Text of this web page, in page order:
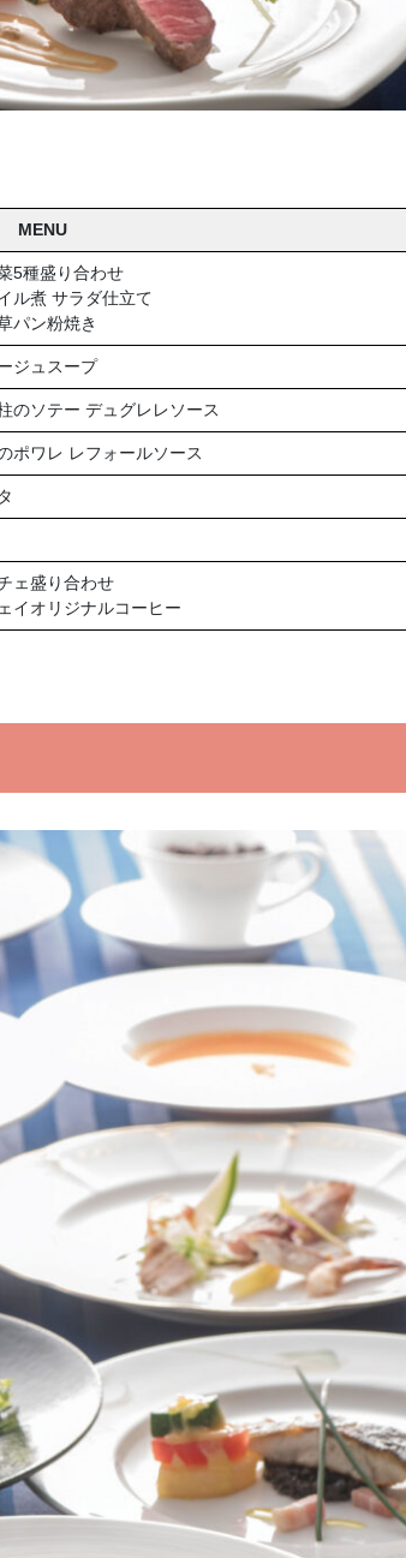
MENU
5種盛り合わせ
ル煮 サラダ仕立て
パン粉焼き
ジュスープ
のソテー デュグレレソース
ポワレ レフォールソース
ェ盛り合わせ
イオリジナルコーヒー